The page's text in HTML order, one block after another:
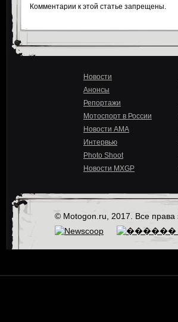
Комментарии к этой статье запрещены.
Новости
Анонсы
Репортажи
Мотоспорт в России
Новости AMA
Интервью
Photo Shoot
Новости MXGP
© Motogon.ru, 2017. Все